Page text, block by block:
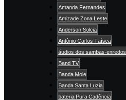
Amanda Fernandes
Amizade Zona Leste
Anderson Solcia
Antônio Carlos Faísca
áudios dos sambas-enredos
Band TV
Banda Mole
Banda Santa Luzia
bateria Pura Cadência